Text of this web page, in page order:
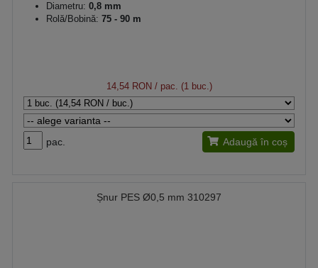
Diametru: 0,8 mm
Rolă/Bobină: 75 - 90 m
14,54 RON / pac. (1 buc.)
pac. Adaugă în coș
Șnur PES Ø0,5 mm 310297